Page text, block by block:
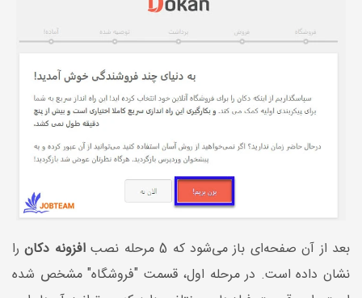
بعد از آن صفحه‌ای باز می‌شود که 5 مرحله نصب افزونه دکانرا
نشان داده است. در مرحله اول، قسمت "فروشگاه" مشخص شده